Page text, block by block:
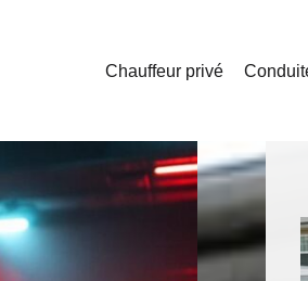
Chauffeur privé